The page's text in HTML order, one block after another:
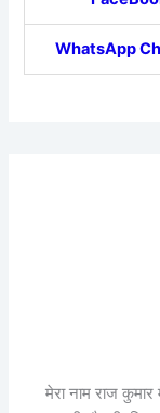
WhatsApp
मेरा नाम राज